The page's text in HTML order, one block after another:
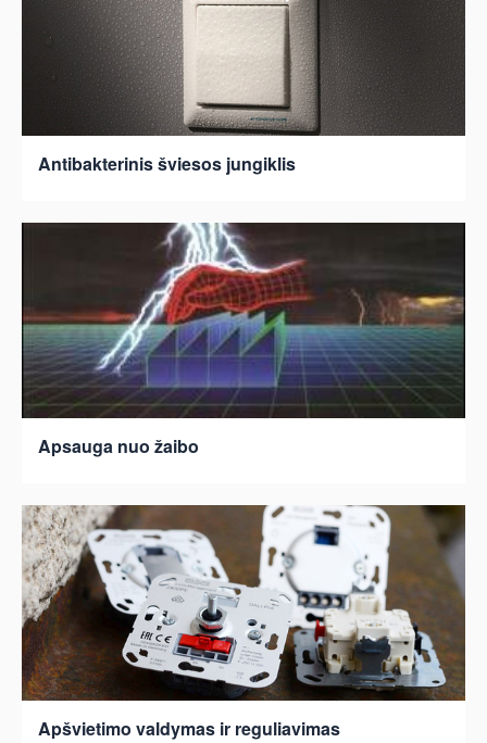
Antibakterinis šviesos jungiklis
Apsauga nuo žaibo
Apšvietimo valdymas ir reguliavimas